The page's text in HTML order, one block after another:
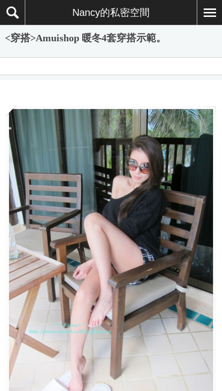
Nancy的私密空間
<穿搭>Amuishop 暖冬4套穿搭示範。